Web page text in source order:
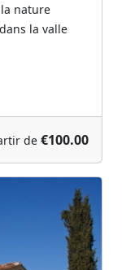
nature
la valle
de €100.00